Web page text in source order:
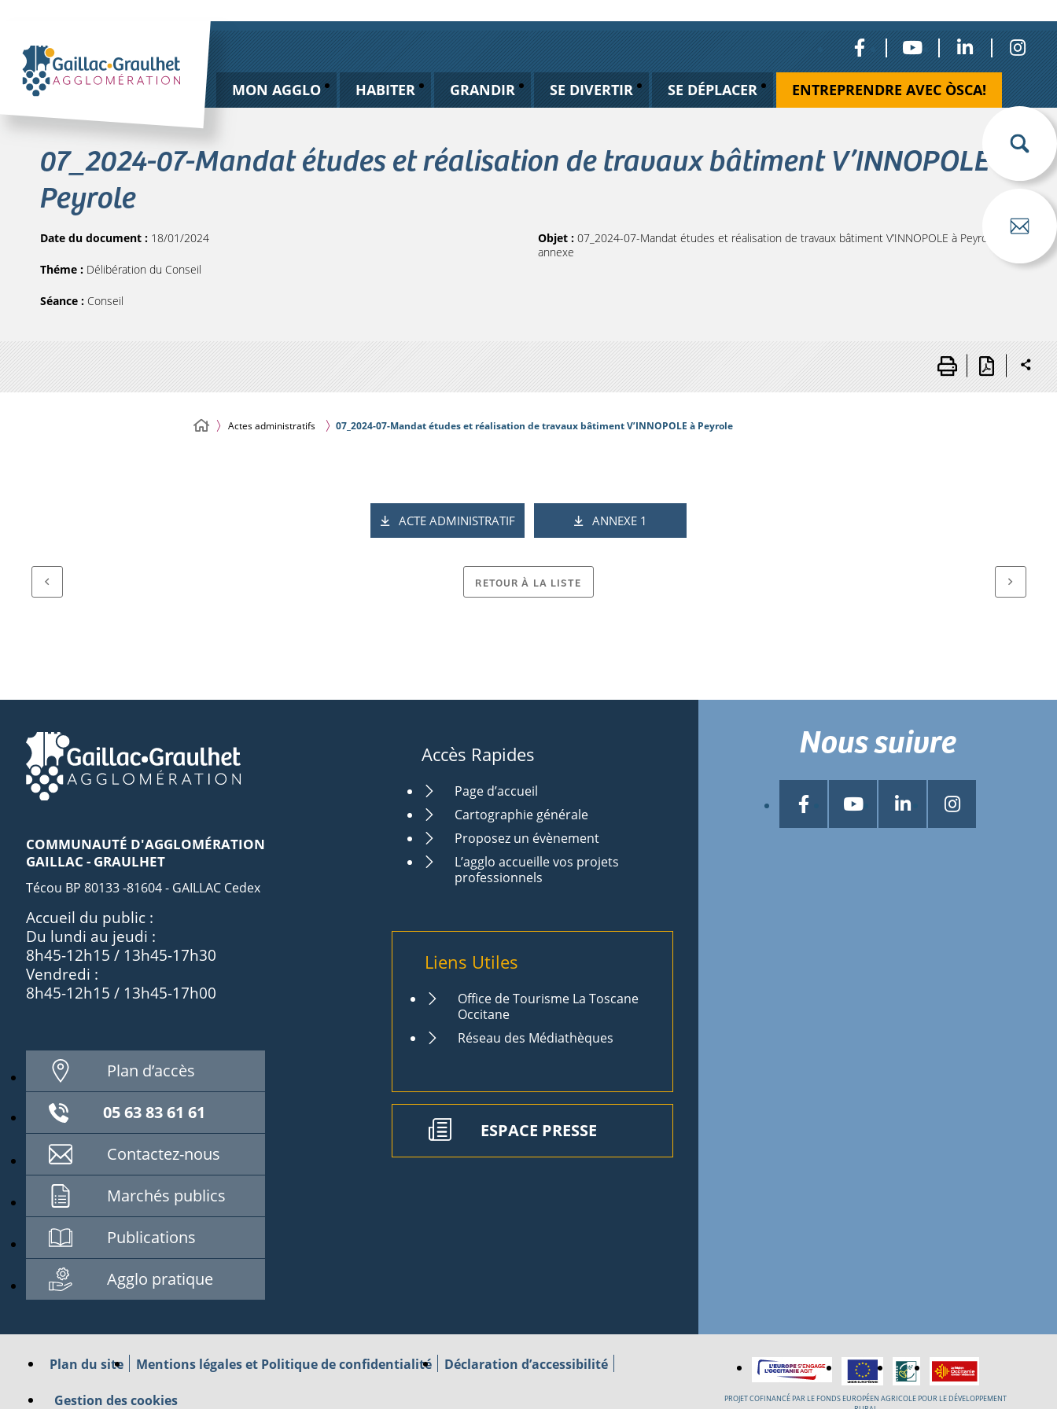
MON AGGLO HABITER GRANDIR SE DIVERTIR SE DÉPLACER ENTREPRENDRE AVEC ÒSCA!
07_2024-07-Mandat études et réalisation de travaux bâtiment V’INNOPOLE à
Peyrole
Date du document : 18/01/2024
Théme : Délibération du Conseil
Séance : Conseil
Objet : 07_2024-07-Mandat études et réalisation de travaux bâtiment V’INNOPOLE à Peyrole et
annexe
Actes administratifs 07_2024-07-Mandat études et réalisation de travaux bâtiment V’INNOPOLE à Peyrole
ACTE ADMINISTRATIF ANNEXE 1
RETOUR À LA LISTE
COMMUNAUTÉ D'AGGLOMÉRATION
GAILLAC - GRAULHET
Técou BP 80133 -81604 - GAILLAC Cedex
Accueil du public :
Du lundi au jeudi :
8h45-12h15 / 13h45-17h30
Vendredi :
8h45-12h15 / 13h45-17h00
Plan d’accès
05 63 83 61 61
Contactez-nous
Marchés publics
Publications
Agglo pratique
Accès Rapides
Page d’accueil
Cartographie générale
Proposez un évènement
L’agglo accueille vos projets
professionnels
Liens Utiles
Office de Tourisme La Toscane
Occitane
Réseau des Médiathèques
ESPACE PRESSE
Nous suivre
Plan du site Mentions légales et Politique de confidentialité Déclaration d’accessibilité
Gestion des cookies
PROJET COFINANCÉ PAR LE FONDS EUROPÉEN AGRICOLE POUR LE DÉVELOPPEMENT